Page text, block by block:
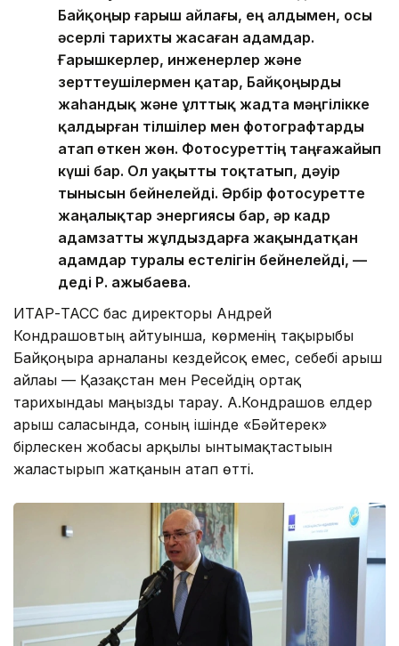
Байқоңыр ғарыш айлағы, ең алдымен, осы
әсерлі тарихты жасаған адамдар.
Ғарышкерлер, инженерлер және
зерттеушілермен қатар, Байқоңырды
жаһандық және ұлттық жадта мәңгілікке
қалдырған тілшілер мен фотографтарды
атап өткен жөн. Фотосуреттің таңғажайып
күші бар. Ол уақытты тоқтатып, дәуір
тынысын бейнелейді. Әрбір фотосуретте
жаңалықтар энергиясы бар, әр кадр
адамзатты жұлдыздарға жақындатқан
адамдар туралы естелігін бейнелейді, —
деді Р. Қажыбаева.
ИТАР-ТАСС бас директоры Андрей
Кондрашовтың айтуынша, көрменің тақырыбы
Байқоңырға арналғаны кездейсоқ емес, себебі ғарыш
айлағы — Қазақстан мен Ресейдің ортақ
тарихындағы маңызды тарау. А.Кондрашов елдер
ғарыш саласында, соның ішінде «Бәйтерек»
бірлескен жобасы арқылы ынтымақтастығын
жалғастырып жатқанын атап өтті.